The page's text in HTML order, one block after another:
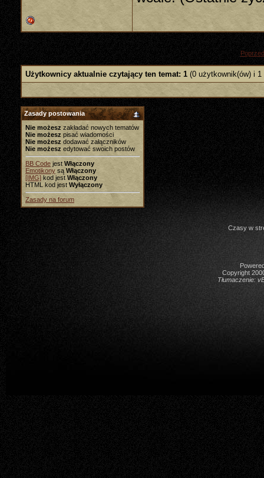
Użytkownicy aktualnie czytający ten temat: 1 (0 użytkownik(ów) i 1
Zasady postowania
Nie możesz zakładać nowych tematów
Nie możesz pisać wiadomości
Nie możesz dodawać załączników
Nie możesz edytować swoich postów
BB Code jest Włączony
Emotikony są Włączony
[IMG] kod jest Włączony
HTML kod jest Wyłączony
Zasady na forum
Czasy w
Copyright
Tłumaczenie: